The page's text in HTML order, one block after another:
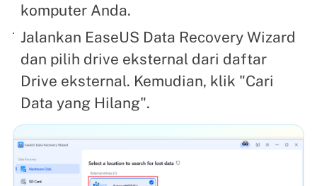
komputer Anda.
Jalankan EaseUS Data Recovery Wizard
dan pilih drive eksternal dari daftar
Drive eksternal. Kemudian, klik "Cari
Data yang Hilang".